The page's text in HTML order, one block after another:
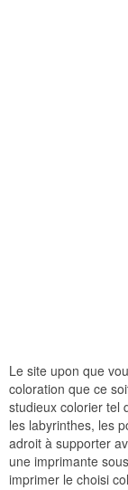
Le site upon que
coloration que ce
studieux colorier tel
les labyrinthes, les
adroit à supporter
une imprimante
imprimer le choisi